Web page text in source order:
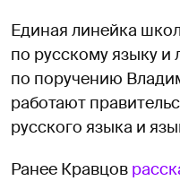
Единая линейка
по русскому языку и
по поручению
работают
русского языка и
Ранее Кравцов